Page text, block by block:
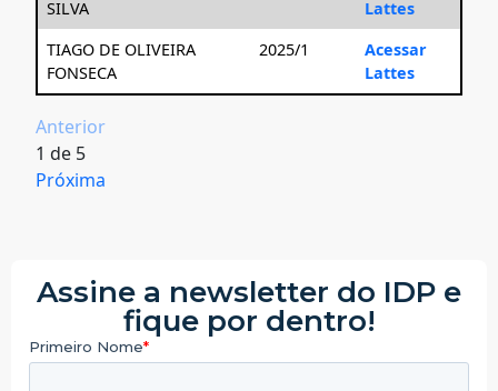
SILVA
Lattes
TIAGO DE OLIVEIRA
FONSECA
2025/1
Acessar
Lattes
Anterior
1 de 5
Próxima
Assine a newsletter do IDP e
fique por dentro!